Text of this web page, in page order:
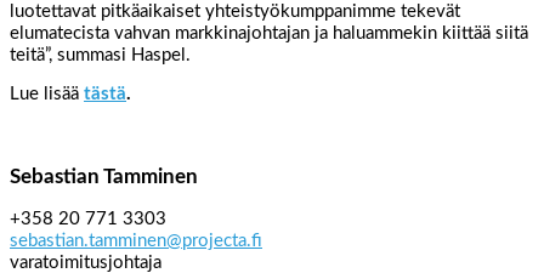
luotettavat pitkäaikaiset yhteistyökumppanimme tekevät
elumatecista vahvan markkinajohtajan ja haluammekin kiittää siitä
teitä”, summasi Haspel.
Lue lisää tästä.
Sebastian Tamminen
+358 20 771 3303
sebastian.tamminen@projecta.fi
varatoimitusjohtaja